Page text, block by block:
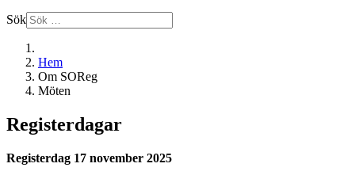
Sök
Hem
Om SOReg
Möten
Registerdagar
Registerdag 17 november 2025